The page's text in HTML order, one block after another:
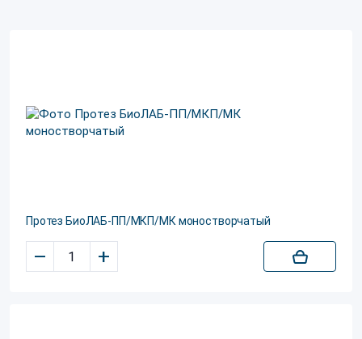
Протез БиоЛАБ-ПП/МКП/МК моностворчатый
– +